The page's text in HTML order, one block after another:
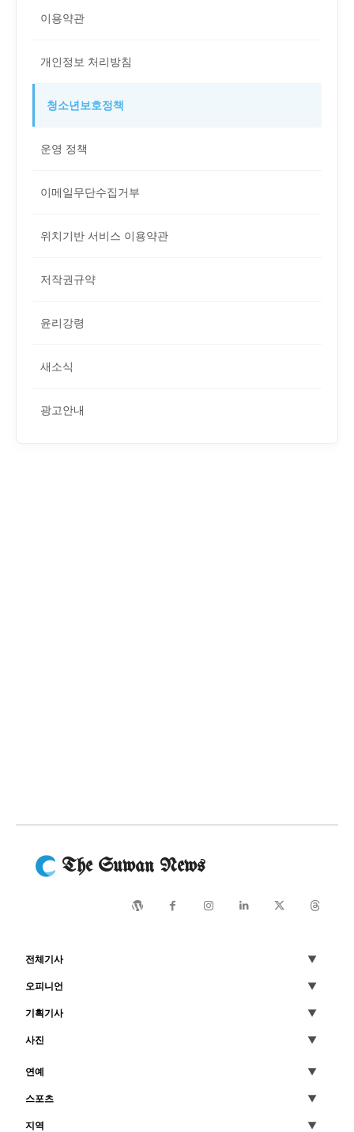
이용약관
개인정보 처리방침
청소년보호정책
운영 정책
이메일무단수집거부
위치기반 서비스 이용약관
저작권규약
윤리강령
새소식
광고안내
The Suwan News
전체기사
오피니언
기획기사
사진
연예
스포츠
지역